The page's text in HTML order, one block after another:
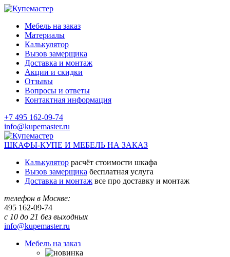
Мебель на заказ
Материалы
Калькулятор
Вызов замерщика
Доставка и монтаж
Акции и скидки
Отзывы
Вопросы и ответы
Контактная информация
+7 495 162-09-74
info@kupemaster.ru
ШКАФЫ-КУПЕ И МЕБЕЛЬ НА ЗАКАЗ
Калькулятор расчёт стоимости шкафа
Вызов замерщика бесплатная услуга
Доставка и монтаж все про доставку и монтаж
телефон в Москве:
495 162-09-74
с 10 до 21 без выходных
info@kupemaster.ru
Мебель на заказ